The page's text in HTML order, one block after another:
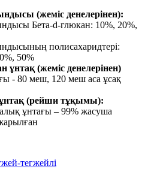
(жеміс денелерінен):
Бета-d-глюкан: 10%, 20%,
полисахаридтері:
50%
ұнтақ (жеміс денелерінен)
- 80 меш, 120 меш аса ұсақ
(рейши тұқымы):
ұнтағы – 99% жасуша
тегжейлі